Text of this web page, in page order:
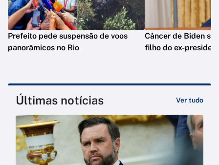
Prefeito pede suspensão de voos
panorâmicos no Rio
Câncer de Biden se
filho do ex-
Últimas notícias Ver tudo